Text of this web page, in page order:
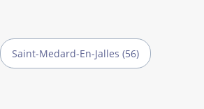
Saint-Medard-En-Jalles (56)